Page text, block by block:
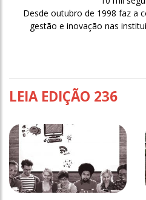
Desde outubro de 1998 faz a
gestão e inovação nas
LEIA EDIÇÃO 236